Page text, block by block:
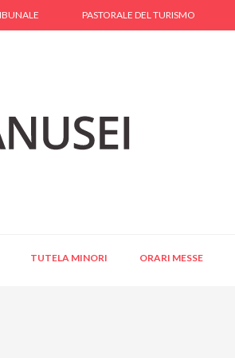
PASTORALE DEL TURISMO
TUTELA MINORI ORARI MESSE